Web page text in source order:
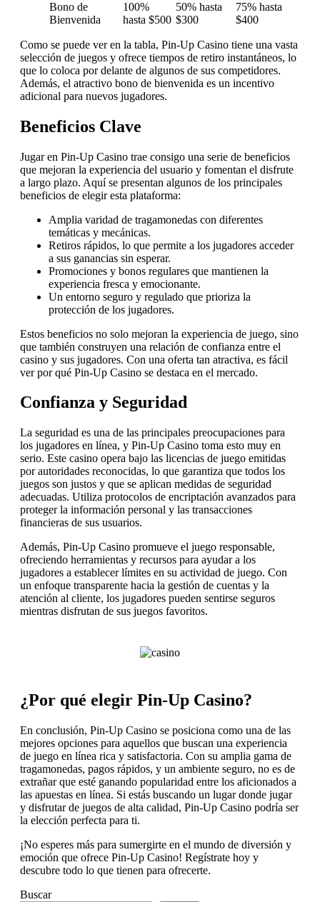
Bono de
Bienvenida
100%
hasta $500
50% hasta
$300
75% hasta
$400
Como se puede ver en la tabla, Pin-Up Casino tiene una vasta
selección de juegos y ofrece tiempos de retiro instantáneos, lo
que lo coloca por delante de algunos de sus competidores.
Además, el atractivo bono de bienvenida es un incentivo
adicional para nuevos jugadores.
Beneficios Clave
Jugar en Pin-Up Casino trae consigo una serie de beneficios
que mejoran la experiencia del usuario y fomentan el disfrute
a largo plazo. Aquí se presentan algunos de los principales
beneficios de elegir esta plataforma:
Amplia varidad de tragamonedas con diferentes
temáticas y mecánicas.
Retiros rápidos, lo que permite a los jugadores acceder
a sus ganancias sin esperar.
Promociones y bonos regulares que mantienen la
experiencia fresca y emocionante.
Un entorno seguro y regulado que prioriza la
protección de los jugadores.
Estos beneficios no solo mejoran la experiencia de juego, sino
que también construyen una relación de confianza entre el
casino y sus jugadores. Con una oferta tan atractiva, es fácil
ver por qué Pin-Up Casino se destaca en el mercado.
Confianza y Seguridad
La seguridad es una de las principales preocupaciones para
los jugadores en línea, y Pin-Up Casino toma esto muy en
serio. Este casino opera bajo las licencias de juego emitidas
por autoridades reconocidas, lo que garantiza que todos los
juegos son justos y que se aplican medidas de seguridad
adecuadas. Utiliza protocolos de encriptación avanzados para
proteger la información personal y las transacciones
financieras de sus usuarios.
Además, Pin-Up Casino promueve el juego responsable,
ofreciendo herramientas y recursos para ayudar a los
jugadores a establecer límites en su actividad de juego. Con
un enfoque transparente hacia la gestión de cuentas y la
atención al cliente, los jugadores pueden sentirse seguros
mientras disfrutan de sus juegos favoritos.
¿Por qué elegir Pin-Up Casino?
En conclusión, Pin-Up Casino se posiciona como una de las
mejores opciones para aquellos que buscan una experiencia
de juego en línea rica y satisfactoria. Con su amplia gama de
tragamonedas, pagos rápidos, y un ambiente seguro, no es de
extrañar que esté ganando popularidad entre los aficionados a
las apuestas en línea. Si estás buscando un lugar donde jugar
y disfrutar de juegos de alta calidad, Pin-Up Casino podría ser
la elección perfecta para ti.
¡No esperes más para sumergirte en el mundo de diversión y
emoción que ofrece Pin-Up Casino! Regístrate hoy y
descubre todo lo que tienen para ofrecerte.
Buscar